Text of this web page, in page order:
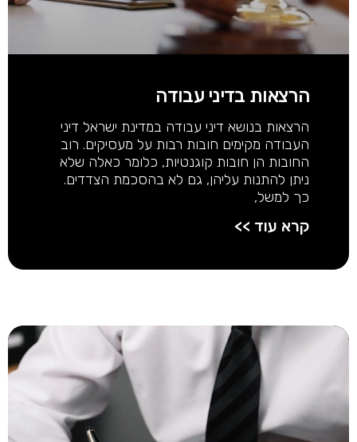
הרצאות בדיני עבודה
הרצאות בנושא דיני עבודה במדינת ישראל דיני
העבודה מקימים חובות רבות על מעסיקים. רוב
החובות הן חובות קוגנטיות, כלומר כאלה שלא
ניתן להתנות עליהן, גם לא בהסכמת הצדדים.
כך למשל,
קרא עוד >>